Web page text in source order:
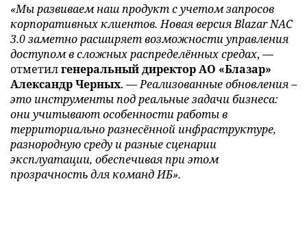
«Мы развиваем наш продукт с учетом запросов
корпоративных клиентов. Новая версия Blazar NAC
3.0 заметно расширяет возможности управления
доступом в сложных распределённых средах, —
отметилгенеральный директор АО «Блазар»
Александр Черных. —Реализованные обновления –
это инструменты под реальные задачи бизнеса:
они учитывают особенности работы в
территориально разнесённой инфраструктуре,
разнородную среду и разные сценарии
эксплуатации, обеспечивая при этом
прозрачность для команд ИБ».